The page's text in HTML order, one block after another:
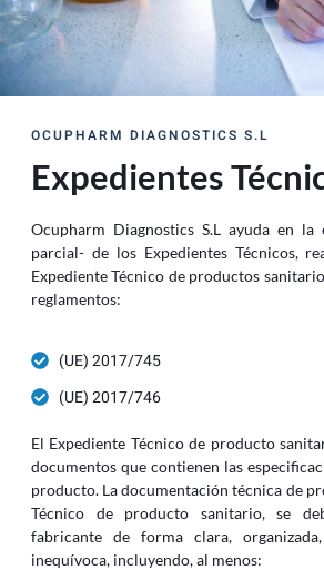
OCUPHARM DIAGNOSTICS S.L
Expedientes
Ocupharm Diagnostics S.L ayuda en
parcial- de los Expedientes Técnicos,
Expediente Técnico de productos
reglamentos:
(UE) 2017/745
(UE) 2017/746
El Expediente Técnico de producto
documentos que contienen las
producto. La documentación técnica de
Técnico de producto sanitario, se
fabricante de forma clara,
inequívoca, incluyendo, al menos: